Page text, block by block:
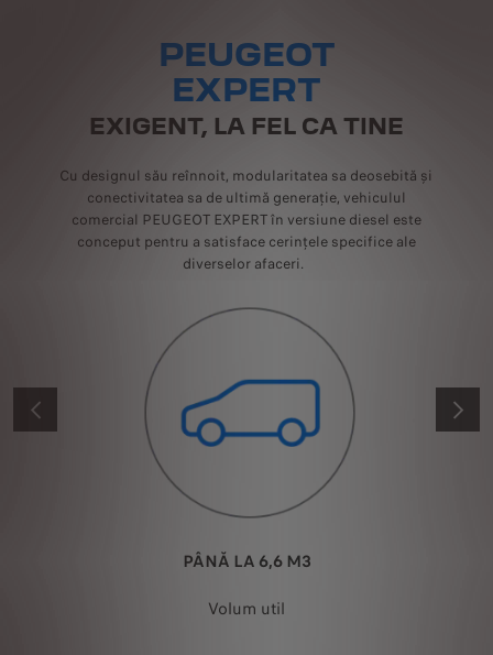
PEUGEOT
EXPERT
EXIGENT, LA FEL CA TINE
Cu designul său reînnoit, modularitatea sa deosebită și
conectivitatea sa de ultimă generație, vehiculul
comercial PEUGEOT EXPERT în versiune diesel este
conceput pentru a satisface cerințele specifice ale
diverselor afaceri.
ANTERIOR
PÂNĂ LA 6,6 M3
Volum util